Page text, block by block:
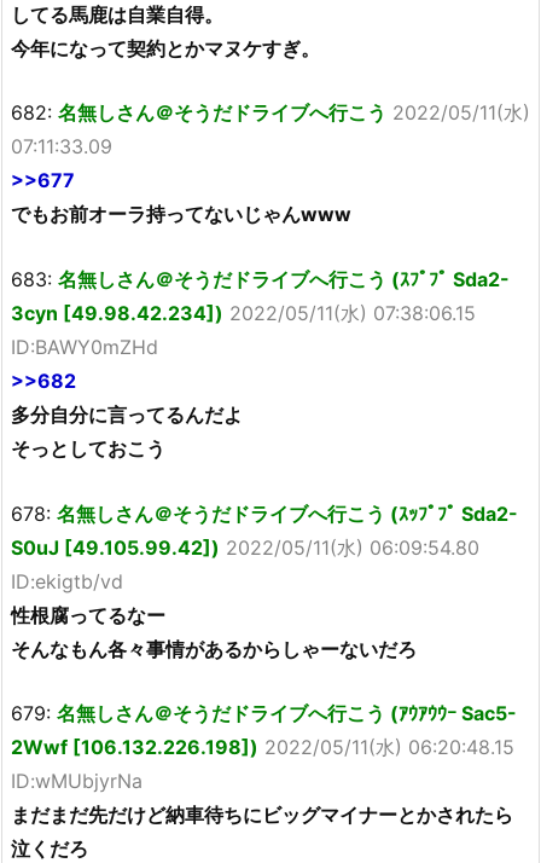
してる馬鹿は自業自得。
今年になって契約とかマヌケすぎ。
682: 名無しさん＠そうだドライブへ行こう 2022/05/11(水)
07:11:33.09
>>677
でもお前オーラ持ってないじゃんwww
683: 名無しさん＠そうだドライブへ行こう (ｽﾌﾟﾌﾟ Sda2-
3cyn [49.98.42.234]) 2022/05/11(水) 07:38:06.15
ID:BAWY0mZHd
>>682
多分自分に言ってるんだよ
そっとしておこう
678: 名無しさん＠そうだドライブへ行こう (ｽｯﾌﾟﾌﾟ Sda2-
S0uJ [49.105.99.42]) 2022/05/11(水) 06:09:54.80
ID:ekigtb/vd
性根腐ってるなー
そんなもん各々事情があるからしゃーないだろ
679: 名無しさん＠そうだドライブへ行こう (ｱｳｱｳｳｰ Sac5-
2Wwf [106.132.226.198]) 2022/05/11(水) 06:20:48.15
ID:wMUbjyrNa
まだまだ先だけど納車待ちにビッグマイナーとかされたら
泣くだろ